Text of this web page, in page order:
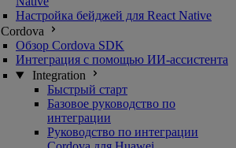
Настройка бейджей для React Native
Cordova
Обзор Cordova SDK
Интеграция с помощью ИИ-ассистента
Integration
Быстрый старт
Базовое руководство по
интеграции
Руководство по интеграции